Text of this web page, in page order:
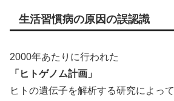
生活習慣病の原因の誤認識
2000年あたりに行われた
「ヒトゲノム計画」
ヒトの遺伝子を解析する研究によって